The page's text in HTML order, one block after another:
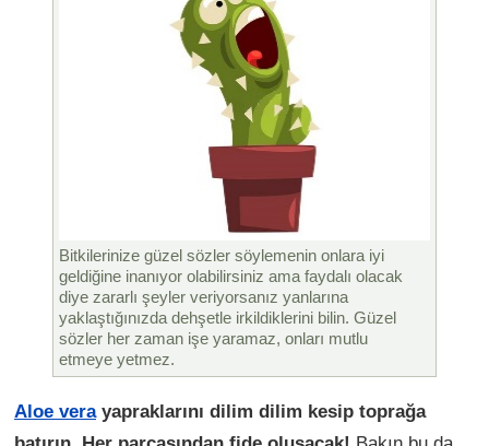
Bitkilerinize güzel sözler söylemenin onlara iyi
geldiğine inanıyor olabilirsiniz ama faydalı olacak
diye zararlı şeyler veriyorsanız yanlarına
yaklaştığınızda dehşetle irkildiklerini bilin. Güzel
sözler her zaman işe yaramaz, onları mutlu
etmeye yetmez.
Aloe verayapraklarını dilim dilim kesip toprağa